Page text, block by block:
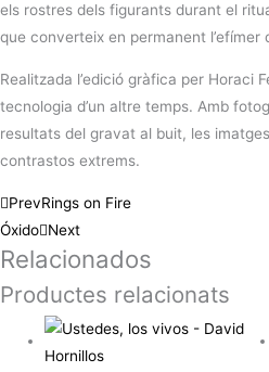
els rostres dels figurants durant el
que converteix en permanent l’efímer
Realitzada l’edició gràfica per Horaci
tecnologia d’un altre temps. Amb
resultats del gravat al buit, les
contrastos extrems.
PrevRings on Fire
Óxido Next
Relacionados
Productes relacionats